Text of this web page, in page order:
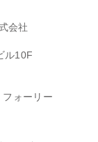
会社
ル10F
ォーリー